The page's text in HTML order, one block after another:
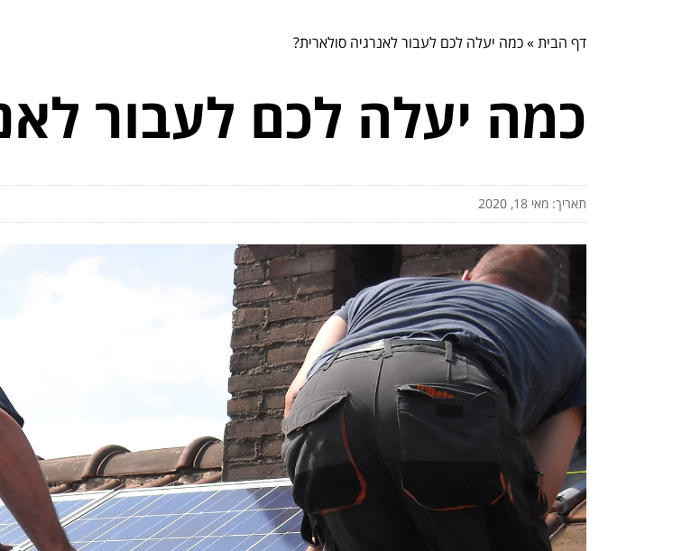
דף הבית»כמה יעלה לכם לעבור לאנרגיה סולארית?
כמה יעלה לכם לעבור
תאריך: מאי 18, 2020